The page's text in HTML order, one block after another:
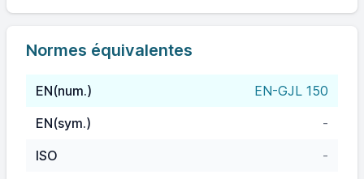
Normes équivalentes
EN(num.)
EN-GJL 150
EN(sym.)
-
ISO
-